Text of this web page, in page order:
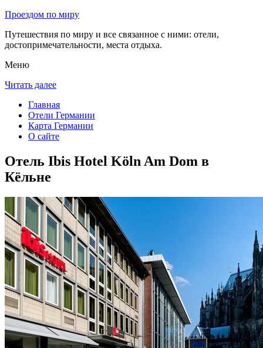
Проездом по миру
Путешествия по миру и все связанное с ними: отели,
достопримечательности, места отдыха.
Меню
Читать далее
Главная
Отели Германии
Карта Германии
О сайте
Отель Ibis Hotel Köln Am Dom в
Кёльне